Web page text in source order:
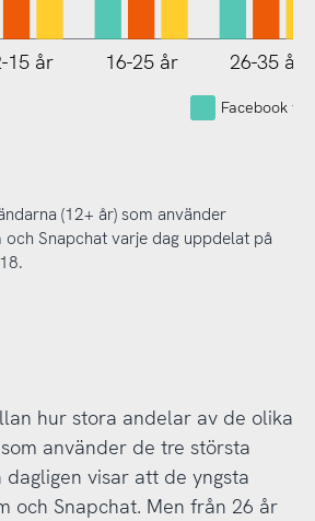
15 år 16-25 år 26-35 år
Facebook
(12+ år) som använder
och Snapchat varje dag uppdelat på
hur stora andelar av de olika
använder de tre största
visar att de yngsta
och Snapchat. Men från 26 år